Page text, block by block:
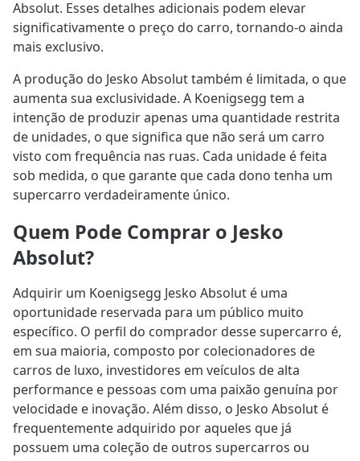
Absolut. Esses detalhes adicionais podem elevar
significativamente o preço do carro, tornando-o ainda
mais exclusivo.
A produção do Jesko Absolut também é limitada, o que
aumenta sua exclusividade. A Koenigsegg tem a
intenção de produzir apenas uma quantidade restrita
de unidades, o que significa que não será um carro
visto com frequência nas ruas. Cada unidade é feita
sob medida, o que garante que cada dono tenha um
supercarro verdadeiramente único.
Quem Pode Comprar o Jesko
Absolut?
Adquirir um Koenigsegg Jesko Absolut é uma
oportunidade reservada para um público muito
específico. O perfil do comprador desse supercarro é,
em sua maioria, composto por colecionadores de
carros de luxo, investidores em veículos de alta
performance e pessoas com uma paixão genuína por
velocidade e inovação. Além disso, o Jesko Absolut é
frequentemente adquirido por aqueles que já
possuem uma coleção de outros supercarros ou